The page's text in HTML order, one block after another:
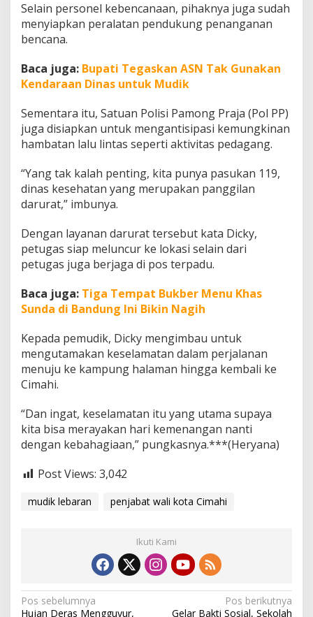
Selain personel kebencanaan, pihaknya juga sudah
menyiapkan peralatan pendukung penanganan
bencana.
Baca juga: Bupati Tegaskan ASN Tak Gunakan
Kendaraan Dinas untuk Mudik
Sementara itu, Satuan Polisi Pamong Praja (Pol PP)
juga disiapkan untuk mengantisipasi kemungkinan
hambatan lalu lintas seperti aktivitas pedagang.
“Yang tak kalah penting, kita punya pasukan 119,
dinas kesehatan yang merupakan panggilan
darurat,” imbunya.
Dengan layanan darurat tersebut kata Dicky,
petugas siap meluncur ke lokasi selain dari
petugas juga berjaga di pos terpadu.
Baca juga: Tiga Tempat Bukber Menu Khas
Sunda di Bandung Ini Bikin Nagih
Kepada pemudik, Dicky mengimbau untuk
mengutamakan keselamatan dalam perjalanan
menuju ke kampung halaman hingga kembali ke
Cimahi.
“Dan ingat, keselamatan itu yang utama supaya
kita bisa merayakan hari kemenangan nanti
dengan kebahagiaan,” pungkasnya.***(Heryana)
Post Views: 3,042
mudik lebaran penjabat wali kota Cimahi
Ikuti Kami
N
Pos sebelumnya
Hujan Deras Mengguyur,
Pos berikutnya
Gelar Bakti Sosial, Sekolah